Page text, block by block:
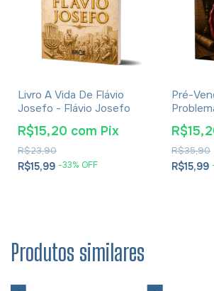
Livro A Vida De Flávio
Josefo - Flávio Josefo
R$15,99 -33% OFF
R$23,90
R$15,20 com Pix
Pré-
E
Cesareia
R$15,99
R$35,90
Produtos similares